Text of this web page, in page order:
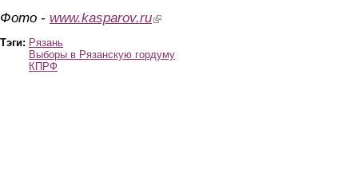
Фото - www.kasparov.ru(link is external)
Тэги: Рязань
Выборы в Рязанскую гордуму
КПРФ